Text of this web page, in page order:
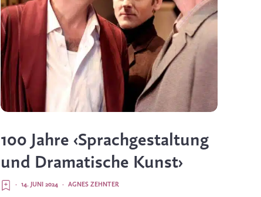
100 Jahre ‹Sprachgestaltung
und Dramatische Kunst›
AGNES ZEHNTER
·
14. JUNI 2024
·